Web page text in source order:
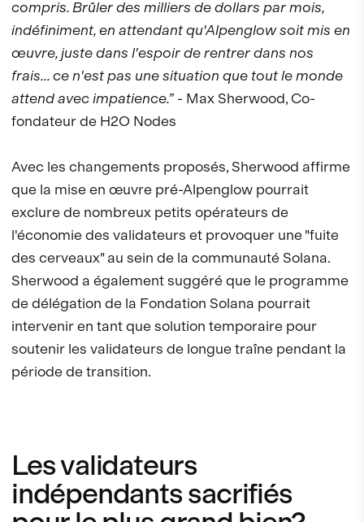
compris. Brûler des milliers de dollars par mois,
indéfiniment, en attendant qu'Alpenglow soit mis en
œuvre, juste dans l'espoir de rentrer dans nos
frais... ce n'est pas une situation que tout le monde
attend avec impatience.” - Max Sherwood, Co-
fondateur de H2O Nodes
Avec les changements proposés, Sherwood affirme
que la mise en œuvre pré-Alpenglow pourrait
exclure de nombreux petits opérateurs de
l'économie des validateurs et provoquer une "fuite
des cerveaux" au sein de la communauté Solana.
Sherwood a également suggéré que le programme
de délégation de la Fondation Solana pourrait
intervenir en tant que solution temporaire pour
soutenir les validateurs de longue traîne pendant la
période de transition.
Les validateurs
indépendants sacrifiés